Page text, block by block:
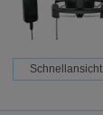
Schnellansicht